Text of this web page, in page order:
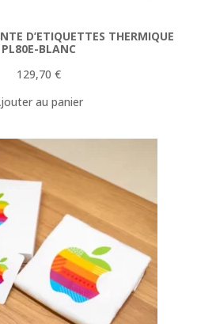
D’ETIQUETTES THERMIQUE
PL80E-BLANC
129,70 €
au panier